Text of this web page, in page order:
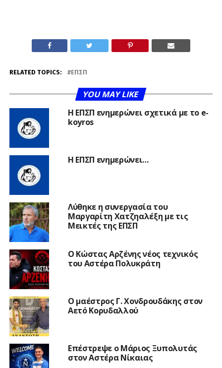
RELATED TOPICS: ΕΠΣΠ
YOU MAY LIKE
Η ΕΠΣΠ ενημερώνει σχετικά με το e-
koyros
Η ΕΠΣΠ ενημερώνει…
Λύθηκε η συνεργασία του
Μαργαρίτη Χατζηαλέξη με τις
Μεικτές της ΕΠΣΠ
Ο Κώστας Αρζένης νέος τεχνικός
του Αστέρα Πολυκράτη
Ο μαέστρος Γ. Χονδρουδάκης στον
Αετό Κορυδαλλού
Επέστρεψε ο Μάριος Ξυπολυτάς
στον Αστέρα Νίκαιας